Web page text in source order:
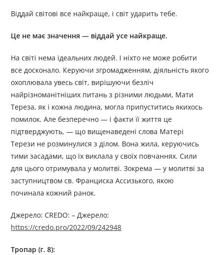
Віддай світові все найкраще, і світ ударить тебе.
Це не має значення — віддай усе найкраще.
На світі нема ідеальних людей. І ніхто не може робити
все досконало. Керуючи згромадженням, діяльність якого
охоплювала увесь світ, вирішуючи безліч
найрізноманітніших питань з різними людьми, Мати
Тереза, як і кожна людина, могла припуститись якихось
помилок. Але безперечно — і факти її життя це
підтверджують, — що вищенаведені слова Матері
Терези не розминулися з ділом. Вона жила, керуючись
тими засадами, що їх виклала у своїх повчаннях. Сили
для цього отримувала у молитві. Зокрема — у молитві за
заступництвом св. Франциска Ассизького, якою
починала кожний ранок.
Джерело: CREDO: – Джерелo:
https://credo.pro/2022/09/242948
Тропар (г. 8):